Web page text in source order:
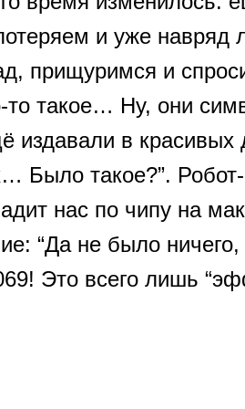
и уже навряд
прищуримся и
такое… Ну, они
издавали в красивых
Было такое?”.
нас по чипу на
“Да не было
Это всего лишь